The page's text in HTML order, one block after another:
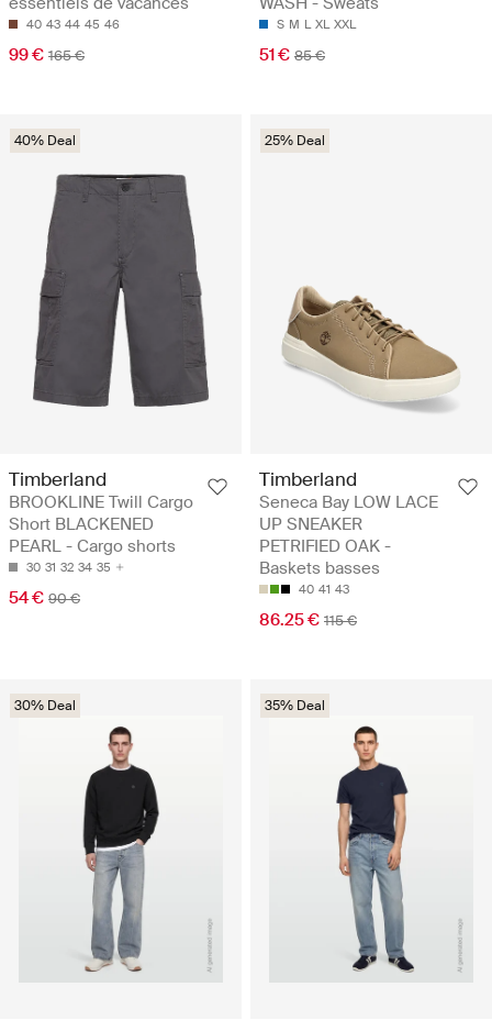
40 43 44 45 46
99 € 165 €
S M L XL XXL
51 € 85 €
40% Deal
Timberland
BROOKLINE Twill Cargo
Short BLACKENED
PEARL - Cargo shorts
30 31 32 34 35
54 € 90 €
25% Deal
Timberland
Seneca Bay LOW LACE
UP SNEAKER
PETRIFIED OAK -
Baskets basses
40 41 43
86.25 € 115 €
30% Deal 35% Deal